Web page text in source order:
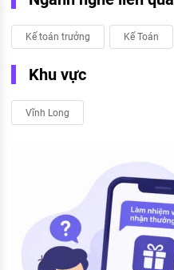
Kế toán trưởng Kế Toán
Khu vực
Vĩnh Long